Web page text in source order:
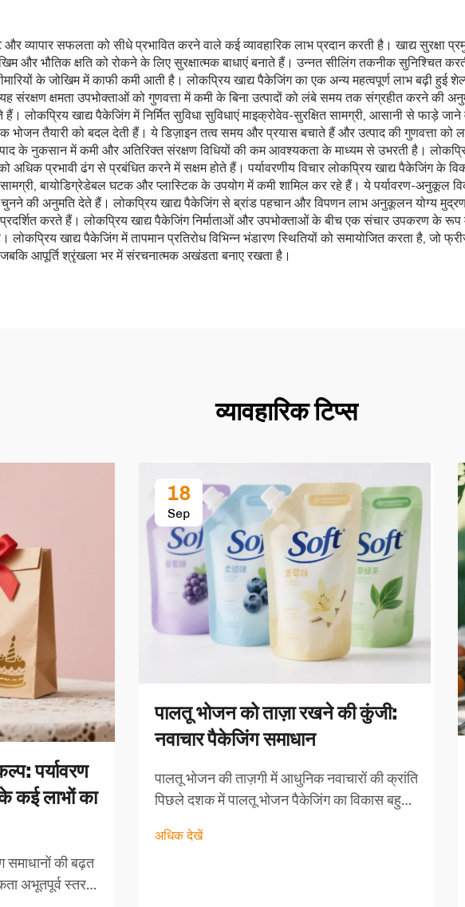
और व्यापार सफलता को सीधे प्रभावित करने वाले कई व्यावहारिक लाभ प्रदान करती है। खाद्य
और भौतिक क्षति को रोकने के लिए सुरक्षात्मक बाधाएं बनाते हैं। उन्नत सीलिंग तकनीक सुनिश्चित
के जोखिम में काफी कमी आती है। लोकप्रिय खाद्य पैकेजिंग का एक अन्य महत्वपूर्ण लाभ बढ़ी हुई
संरक्षण क्षमता उपभोक्ताओं को गुणवत्ता में कमी के बिना उत्पादों को लंबे समय तक संग्रहीत करने की
लोकप्रिय खाद्य पैकेजिंग में निर्मित सुविधा सुविधाएं माइक्रोवेव-सुरक्षित सामग्री, आसानी से फाड़े
तैयारी को बदल देती हैं। ये डिज़ाइन तत्व समय और प्रयास बचाते हैं और उत्पाद की गुणवत्ता को
के नुकसान में कमी और अतिरिक्त संरक्षण विधियों की कम आवश्यकता के माध्यम से उभरती है।
प्रभावी ढंग से प्रबंधित करने में सक्षम होते हैं। पर्यावरणीय विचार लोकप्रिय खाद्य पैकेजिंग के
सामग्री, बायोडिग्रेडेबल घटक और प्लास्टिक के उपयोग में कमी शामिल कर रहे हैं। ये पर्यावरण-अनुकूल
चुनने की अनुमति देते हैं। लोकप्रिय खाद्य पैकेजिंग से ब्रांड पहचान और विपणन लाभ अनुकूलन योग्य
करते हैं। लोकप्रिय खाद्य पैकेजिंग निर्माताओं और उपभोक्ताओं के बीच एक संचार उपकरण के रूप
लोकप्रिय खाद्य पैकेजिंग में तापमान प्रतिरोध विभिन्न भंडारण स्थितियों को समायोजित करता है, जो
आपूर्ति श्रृंखला भर में संरचनात्मक अखंडता बनाए रखता है।
व्यावहारिक टिप्स
पर्यावरण
लाभों का
की बढ़त
अभूतपूर्व स्तर
18
Sep
पालतू भोजन को ताज़ा रखने की कुंजी:
नवाचार पैकेजिंग समाधान
पालतू भोजन की ताज़गी में आधुनिक नवाचारों की क्रांति
पिछले दशक में पालतू भोजन पैकेजिंग का विकास बहुत
जानवरों के मालिकों की बढ़ती मांगों को पूरा करने के लिए
अधिक देखें